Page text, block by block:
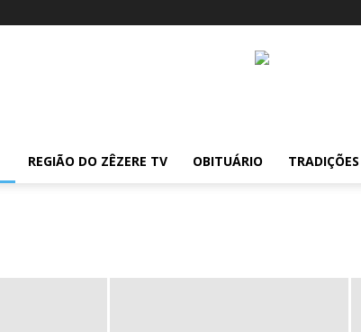
REGIÃO DO ZÊZERE TV OBITUÁRIO TRADIÇÕES